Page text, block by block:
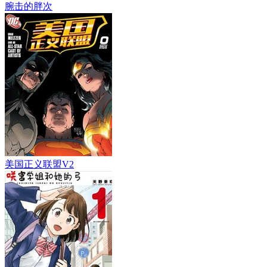
腕击的胖次
美国正义联盟V2